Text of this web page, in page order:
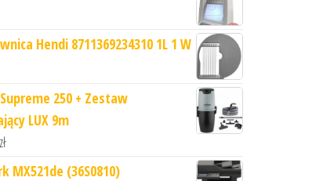
Hendi 8711369234310 1L 1 W
250 + Zestaw
LUX 9m
zł
MX521de (36S0810)